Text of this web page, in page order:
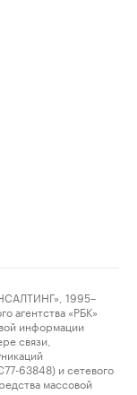
1995–
агентства «РБК»
информации
связи,
63848) и сетевого
массовой